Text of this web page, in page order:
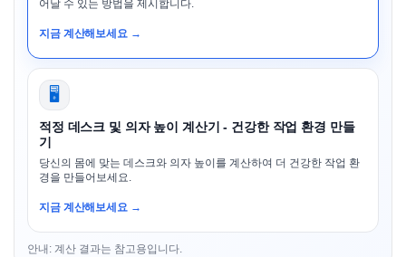
어날 수 있는 방법을 제시합니다.
지금 계산해보세요 →
🖥️
적정 데스크 및 의자 높이 계산기 - 건강한 작업 환경 만들
기
당신의 몸에 맞는 데스크와 의자 높이를 계산하여 더 건강한 작업 환
경을 만들어보세요.
지금 계산해보세요 →
안내: 계산 결과는 참고용입니다.